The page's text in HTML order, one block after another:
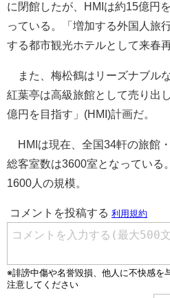
に閉館したが、HMIは約15億円
っている。「増加する外国人旅
する都市観光ホテルとして来春
また、梅松鶴はリーズナブル
紅葉亭は高級旅館として売り出
億円を目指す」(HMI)計画だ。
HMIは現在、全国34軒の旅館
総客室数は3600室となっている
1600人の規模。